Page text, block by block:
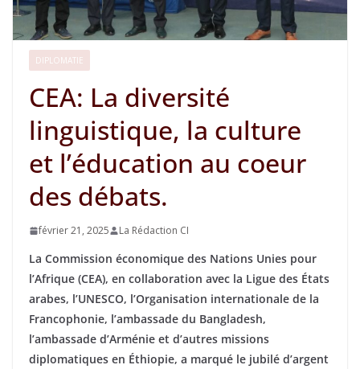
DIPLOMATIE
CEA: La diversité
linguistique, la culture
et l’éducation au coeur
des débats.
février 21, 2025 La Rédaction CI
La Commission économique des Nations Unies pour
l’Afrique (CEA), en collaboration avec la Ligue des États
arabes, l’UNESCO, l’Organisation internationale de la
Francophonie, l’ambassade du Bangladesh,
l’ambassade d’Arménie et d’autres missions
diplomatiques en Éthiopie, a marqué le jubilé d’argent